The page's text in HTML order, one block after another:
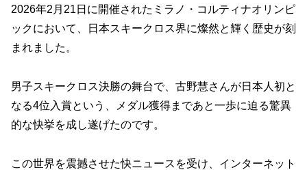
2026年2月21日に開催されたミラノ・コルティナオリンピ
ックにおいて、日本スキークロス界に燦然と輝く歴史が刻
まれました。
男子スキークロス決勝の舞台で、古野慧さんが日本人初と
なる4位入賞という、メダル獲得まであと一歩に迫る驚異
的な快挙を成し遂げたのです。
この世界を震撼させた快ニュースを受け、インターネット